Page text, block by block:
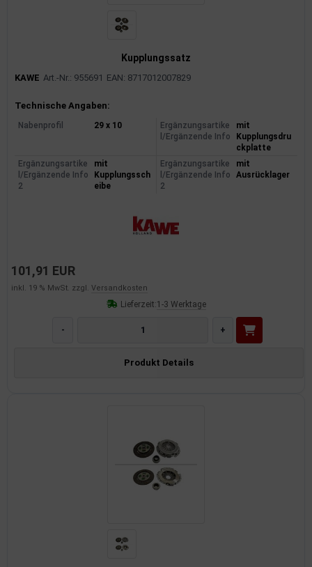
Kupplungssatz
KAWE Art.-Nr.: 955691 EAN: 8717012007829
Produktinformationen
Technische Angaben:
Nabenprofil 29 x 10
Ergänzungsartike
l/Ergänzende Info
mit
Kupplungsdru
ckplatte
Ergänzungsartike
l/Ergänzende Info
2
mit
Kupplungssch
eibe
Ergänzungsartike
l/Ergänzende Info
2
mit
Ausrücklager
101,91 EUR
inkl. 19 % MwSt. zzgl. Versandkosten
Lieferzeit:1-3 Werktage
- +
Produkt Details